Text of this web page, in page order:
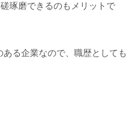
琢磨できるのもメリットで
る企業なので、職歴としても